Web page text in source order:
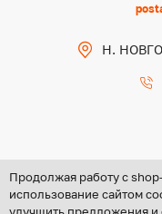
Н.
Продолжая работу с
использование сайтом